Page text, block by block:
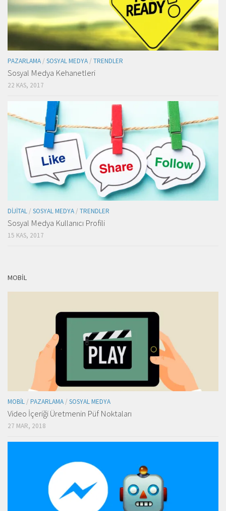
PAZARLAMA / SOSYAL MEDYA / TRENDLER
Sosyal Medya Kehanetleri
22 KAS, 2017
DIJITAL / SOSYAL MEDYA / TRENDLER
Sosyal Medya Kullanıcı Profili
15 KAS, 2017
MOBIL
MOBIL / PAZARLAMA / SOSYAL MEDYA
Video İçeriği Üretmenin Püf Noktaları
27 MAR, 2018